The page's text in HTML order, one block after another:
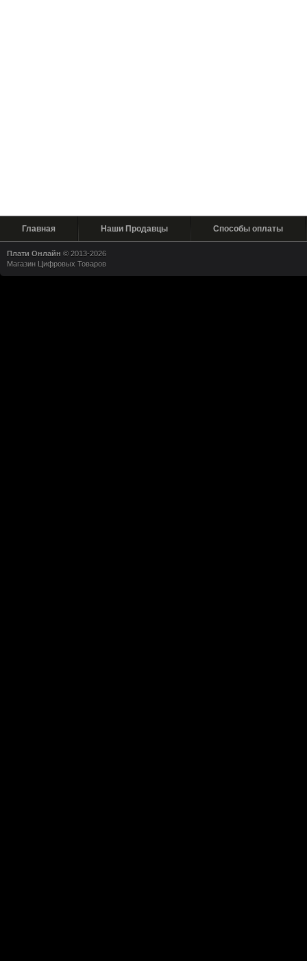
Главная Наши Продавцы Способы оплаты
Плати Онлайн © 2013-2026
Магазин Цифровых Товаров